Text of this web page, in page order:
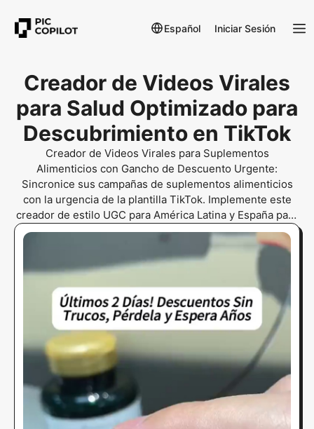
Español Iniciar Sesión
Creador de Videos Virales
para Salud Optimizado para
Descubrimiento en TikTok
Creador de Videos Virales para Suplementos
Alimenticios con Gancho de Descuento Urgente:
Sincronice sus campañas de suplementos alimenticios
con la urgencia de la plantilla TikTok. Implemente este
creador de estilo UGC para América Latina y España para
dominar ofertas temporales. Diseñe clips de alta
retención usando ganchos FOMO y vertidos suaves de
cápsulas para resolver fatiga publicitaria. Ajuste para
proporciones 9:16 e iluminación brillante para maximizar
detalles del producto y tasas de clics en suplementos
herbales.